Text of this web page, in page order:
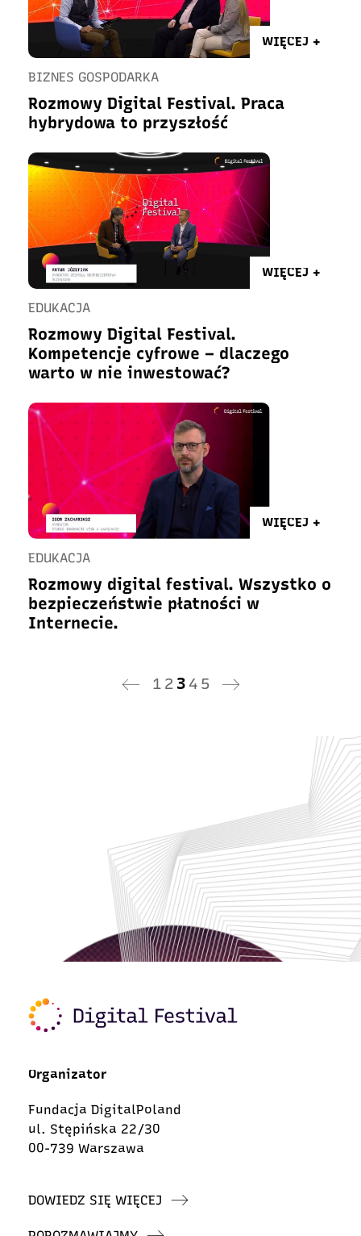
WIĘCEJ +
BIZNES GOSPODARKA
Rozmowy Digital Festival. Praca
hybrydowa to przyszłość
WIĘCEJ +
EDUKACJA
Rozmowy Digital Festival.
Kompetencje cyfrowe – dlaczego
warto w nie inwestować?
WIĘCEJ +
EDUKACJA
Rozmowy digital festival. Wszystko o
bezpieczeństwie płatności w
Internecie.
1 2 3 4 5
Organizator
Fundacja DigitalPoland
ul. Stępińska 22/30
00-739 Warszawa
DOWIEDZ SIĘ WIĘCEJ